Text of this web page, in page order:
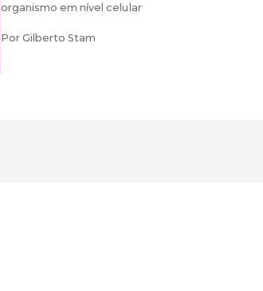
organismo em nível celular
Por Gilberto Stam